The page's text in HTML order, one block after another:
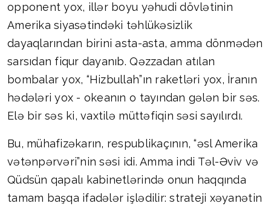
opponent yox, illər boyu yəhudi dövlətinin
Amerika siyasətindəki təhlükəsizlik
dayaqlarından birini asta-asta, amma dönmədən
sarsıdan fiqur dayanıb. Qəzzadan atılan
bombalar yox, “Hizbullah”ın raketləri yox, İranın
hədələri yox - okeanın o tayından gələn bir səs.
Elə bir səs ki, vaxtilə müttəfiqin səsi sayılırdı.
Bu, mühafizəkarın, respublikaçının, “əsl Amerika
vətənpərvəri”nin səsi idi. Amma indi Təl-Əviv və
Qüdsün qapalı kabinetlərində onun haqqında
tamam başqa ifadələr işlədilir: strateji xəyanətin